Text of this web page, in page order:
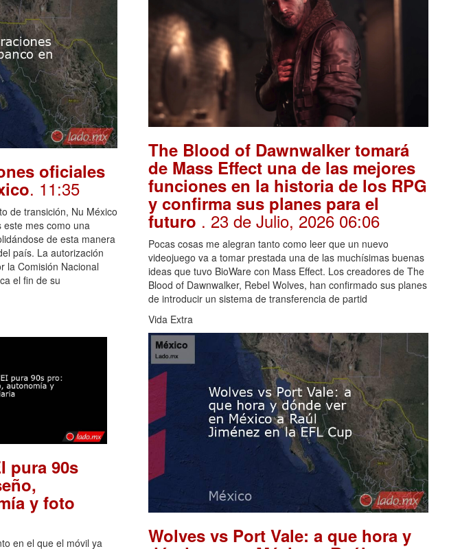
oficiales
. 11:35
de transición, Nu México
mes como una
de esta manera
país. La autorización
la Comisión Nacional
el fin de su
pura 90s
y foto
en el que el móvil ya
The Blood of Dawnwalker tomará
de Mass Effect una de las mejores
funciones en la historia de los RPG
y confirma sus planes para el
futuro . 23 de Julio, 2026 06:06
Pocas cosas me alegran tanto como leer que un nuevo
videojuego va a tomar prestada una de las muchísimas buenas
ideas que tuvo BioWare con Mass Effect. Los creadores de The
Blood of Dawnwalker, Rebel Wolves, han confirmado sus planes
de introducir un sistema de transferencia de partid
Vida Extra
Wolves vs Port Vale: a que hora y